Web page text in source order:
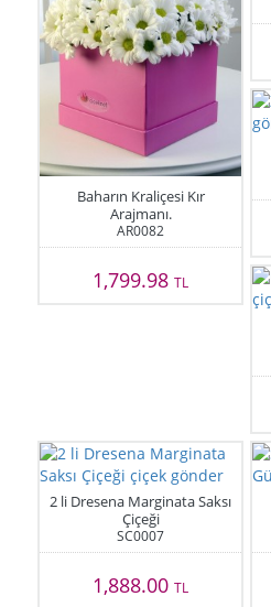
Baharın Kraliçesi Kır
Arajmanı.
AR0082
1,799.98TL
2 li Dresena Marginata Saksı
Çiçeği
SC0007
1,888.00TL